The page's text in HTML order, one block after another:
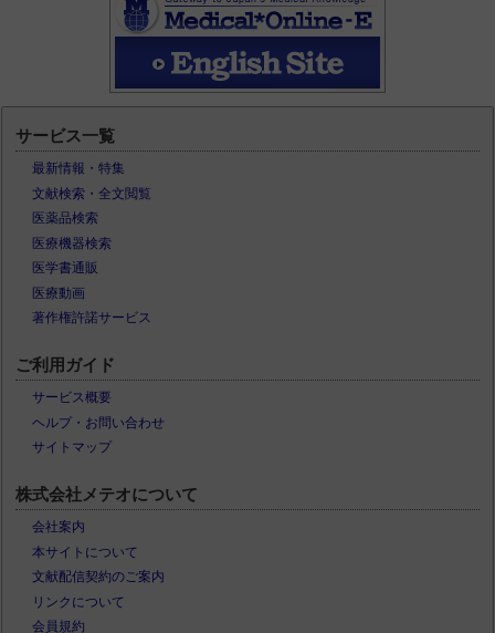
サービス一覧
最新情報・特集
文献検索・全文閲覧
医薬品検索
医療機器検索
医学書通販
医療動画
著作権許諾サービス
ご利用ガイド
サービス概要
ヘルプ・お問い合わせ
サイトマップ
株式会社メテオについて
会社案内
本サイトについて
文献配信契約のご案内
リンクについて
会員規約